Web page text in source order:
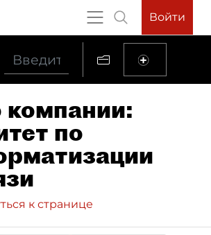
Войти
по
к странице